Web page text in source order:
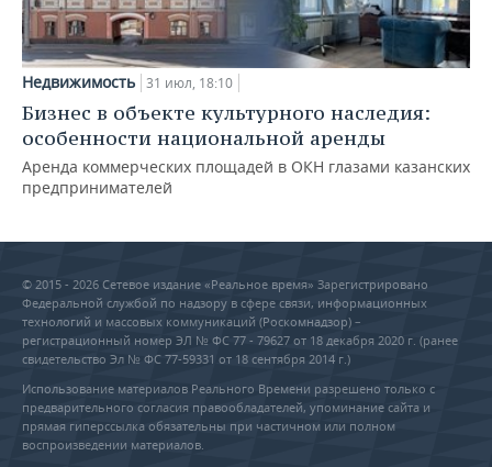
Недвижимость 31 июл, 18:10
Бизнес в объекте культурного наследия:
особенности национальной аренды
Аренда коммерческих площадей в ОКН глазами казанских
предпринимателей
© 2015 - 2026 Сетевое издание «Реальное время» Зарегистрировано
Федеральной службой по надзору в сфере связи, информационных
технологий и массовых коммуникаций (Роскомнадзор) –
регистрационный номер ЭЛ № ФС 77 - 79627 от 18 декабря 2020 г. (ранее
свидетельство Эл № ФС 77-59331 от 18 сентября 2014 г.)
Использование материалов Реального Времени разрешено только с
предварительного согласия правообладателей, упоминание сайта и
прямая гиперссылка обязательны при частичном или полном
воспроизведении материалов.